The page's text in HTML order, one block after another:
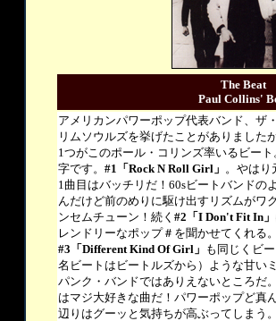
The Beat
Paul Collins'
アメリカンパワーポップ代表バンド、ザ
リムソウルズを挙げたことがありました
1つがこのポール・コリンズ率いるビー
字です。 #1「Rock N Roll Girl」 。やはり
1曲目はバッチリだ！60sビートバンドの
んだけど前のめりに駆け出すリズムがワ
ンセムチューン！続く #2「I Don't Fit In」
レンドリーなポップ＃を聞かせてくれる
#3「Different Kind Of Girl」 も同じくビ
名ビートはビートルズから）ような甘い
パンク・バンドではありえないところだ。
はマジ大好きな曲だ！パワーポップど真
辺りはグーッと気持ちが高ぶってしまう